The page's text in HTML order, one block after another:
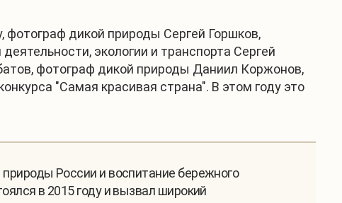
фотограф дикой природы Сергей Горшков,
экологии и транспорта Сергей
фотограф дикой природы Даниил Коржонов,
"Самая красивая страна". В этом году это
России и воспитание бережного
в 2015 году и вызвал широкий